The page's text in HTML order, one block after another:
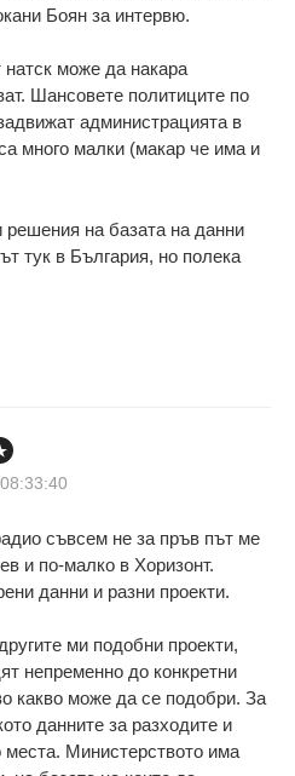
Боян за интервю.
може да накара
Шансовете политиците по
администрацията в
много малки (макар че има и
решения на базата на данни
тук в България, но полека
съвсем не за пръв път ме
и по-малко в Хоризонт.
данни и разни проекти.
ми подобни проекти,
непременно до конкретни
какво може да се подобри. За
данните за разходите и
места. Министерството има